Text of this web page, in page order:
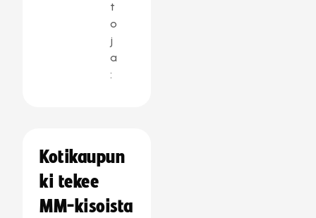
t
o
j
a
:
Kotikaupun
ki tekee
MM-kisoista